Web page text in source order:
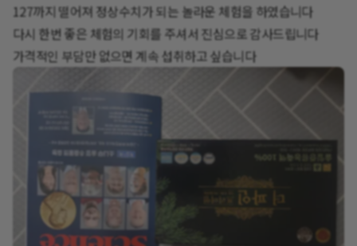
127까지 떨어져 정상수치가 되는 놀라운 체험을 하였습니다
다시 한번 좋은 체험의 기회를 주셔서 진심으로 감사드립니다
가격적인 부담만 없으면 계속 섭취하고 싶습니다